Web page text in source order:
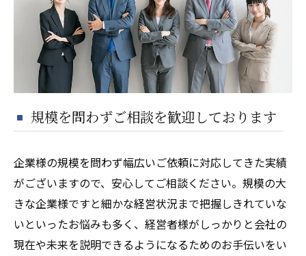
規模を問わずご相談を歓迎しております
企業様の規模を問わず幅広いご依頼に対応してきた実績
がございますので、安心してご相談ください。規模の大
きな企業様ですと細かな経営状況まで把握しきれていな
いといったお悩みも多く、経営者様がしっかりと会社の
現在や未来を説明できるようになるためのお手伝いをい